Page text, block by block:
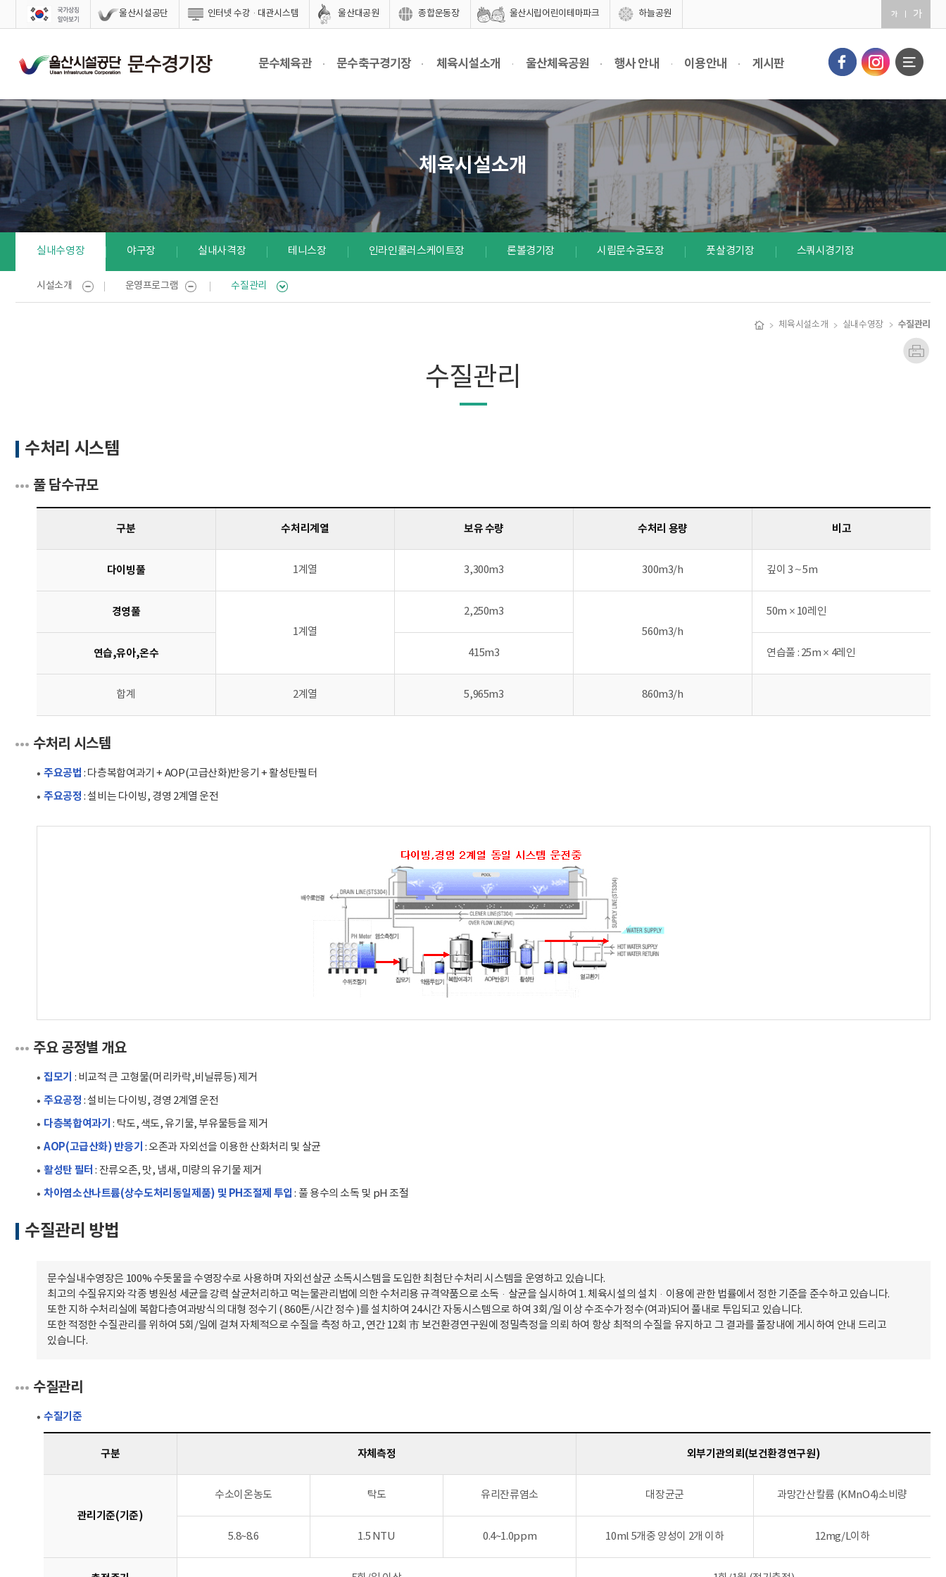
스킵네비게이션 울산시설공단 인터넷 수강·대관시스템 울산대공원 종합운동장 울산시립어린이테마파크 하늘공원
문수체육관 문수축구경기장 체육시설소개 울산체육공원 행사 안내 이용안내 게시판
체육시설소개
실내수영장
시설소개 운영프로그램 수질관리
야구장 실내사격장 테니스장 인라인롤러스케이트장 론볼경기장 시립문수궁도장 풋살경기장 스쿼시경기장
체육시설소개 실내수영장 수질관리
수질관리
수질관리 시작
수처리 시스템
풀 담수규모
구분 수처리계열 보유 수량 수처리 용량 비고
다이빙풀 1계열 3,300m3 300m3/h 깊이 3∼5m
경영풀
1계열
2,250m3
560m3/h
50m × 10레인
연습,유아,온수 415m3 연습풀 : 25m × 4레인
합계 2계열 5,965m3 860m3/h
수처리 시스템
주요공법 : 다층복합여과기 + AOP(고급산화)반응기 + 활성탄필터
주요공정 : 설비는 다이빙, 경영 2계열 운전
주요 공정별 개요
집모기 : 비교적 큰 고형물(머리카락,비닐류등) 제거
주요공정 : 설비는 다이빙, 경영 2계열 운전
다층복합여과기 : 탁도, 색도, 유기물, 부유물등을 제거
AOP(고급산화) 반응기 : 오존과 자외선을 이용한 산화처리 및 살균
활성탄 필터 : 잔류오존, 맛, 냄새, 미량의 유기물 제거
차아염소산나트륨(상수도처리동일제품) 및 PH조절제 투입 : 풀 용수의 소독 및 pH 조절
수질관리 방법
문수실내수영장은 100% 수돗물을 수영장수로 사용하며 자외선살균 소독시스템을 도입한 최첨단 수처리 시스템을 운영하고 있습니다.
최고의 수질유지와 각종 병원성 세균을 강력 살균처리하고 먹는물관리법에 의한 수처리용 규격약품으로 소독·살균을 실시하여 1. 체육시설의 설치·이용에 관한 법률에서 정한 기준을 준수하고 있습니다.
또한 지하 수처리실에 복합다층여과방식의 대형 정수기 ( 860톤/시간 정수 )를 설치하여 24시간 자동시스템으로 하여 3회/일 이상 수조수가 정수(여과)되어 풀내로 투입되고 있습니다.
또한 적정한 수질관리를 위하여 5회/일에 걸쳐 자체적으로 수질을 측정 하고, 연간 12회 市 보건환경연구원에 정밀측정을 의뢰 하여 항상 최적의 수질을 유지하고 그 결과를 풀장내에 게시하여 안내 드리고
있습니다.
수질관리
수질기준
구분 자체측정 외부기관의뢰(보건환경연구원)
관리기준(기준)
수소이온농도 탁도 유리잔류염소 대장균군 과망간산칼륨 (KMnO4)소비량
5.8~8.6 1.5 NTU 0.4~1.0ppm 10ml 5개중 양성이 2개 이하 12mg/L이하